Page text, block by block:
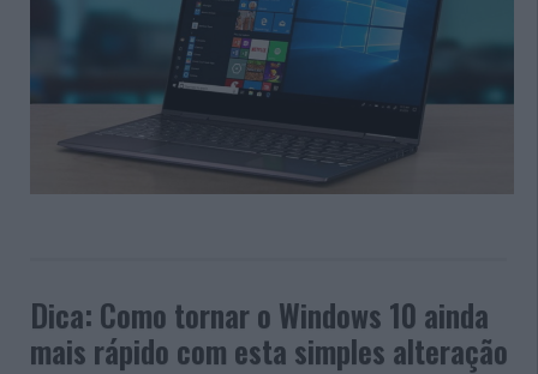
Dica: Como tornar o Windows 10 ainda
mais rápido com esta simples alteração